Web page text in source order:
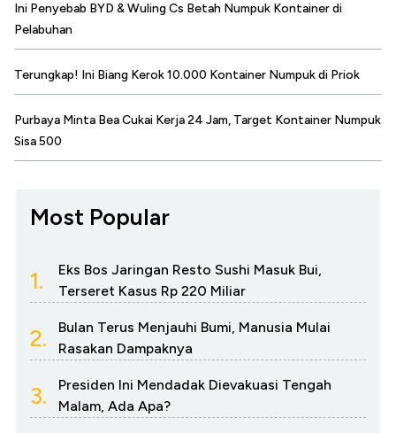
Ini Penyebab BYD & Wuling Cs Betah Numpuk Kontainer di
Pelabuhan
Terungkap! Ini Biang Kerok 10.000 Kontainer Numpuk di Priok
Purbaya Minta Bea Cukai Kerja 24 Jam, Target Kontainer Numpuk
Sisa 500
Most Popular
1.
Eks Bos Jaringan Resto Sushi Masuk Bui,
Terseret Kasus Rp 220 Miliar
2.
Bulan Terus Menjauhi Bumi, Manusia Mulai
Rasakan Dampaknya
3.
Presiden Ini Mendadak Dievakuasi Tengah
Malam, Ada Apa?